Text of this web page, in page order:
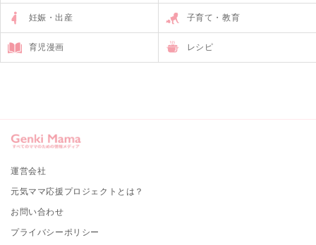
妊娠・出産 子育て・教育
育児漫画 レシピ
運営会社
元気ママ応援プロジェクトとは？
お問い合わせ
プライバシーポリシー